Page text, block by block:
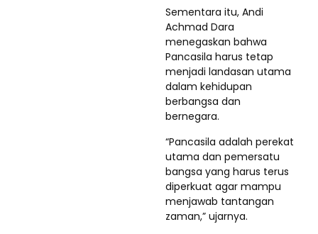
Sementara itu, Andi
Achmad Dara
menegaskan bahwa
Pancasila harus tetap
menjadi landasan utama
dalam kehidupan
berbangsa dan
bernegara.
“Pancasila adalah perekat
utama dan pemersatu
bangsa yang harus terus
diperkuat agar mampu
menjawab tantangan
zaman,” ujarnya.